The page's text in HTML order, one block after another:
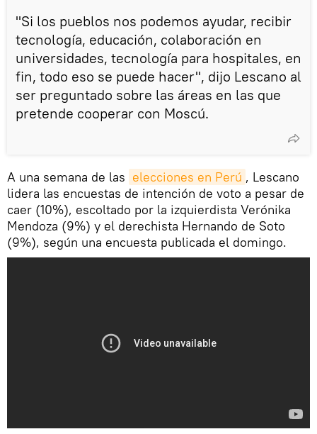
"Si los pueblos nos podemos ayudar, recibir
tecnología, educación, colaboración en
universidades, tecnología para hospitales, en
fin, todo eso se puede hacer", dijo Lescano al
ser preguntado sobre las áreas en las que
pretende cooperar con Moscú.
A una semana de las elecciones en Perú , Lescano
lidera las encuestas de intención de voto a pesar de
caer (10%), escoltado por la izquierdista Verónika
Mendoza (9%) y el derechista Hernando de Soto
(9%), según una encuesta publicada el domingo.